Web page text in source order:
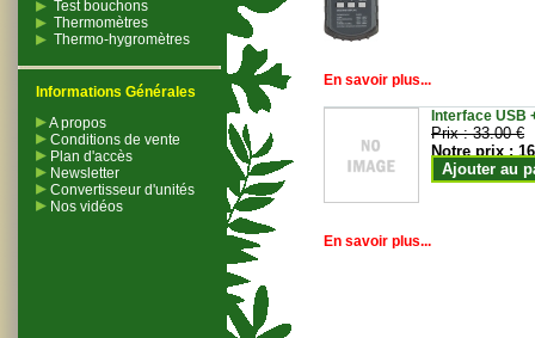
Test bouchons
Thermomètres
Thermo-hygromètres
Informations Générales
A propos
Conditions de vente
Plan d'accès
Newsletter
Convertisseur d'unités
Nos vidéos
En savoir plus...
Interface USB
Prix :33.00 €
Notre prix :
Ajouter au
En savoir plus...